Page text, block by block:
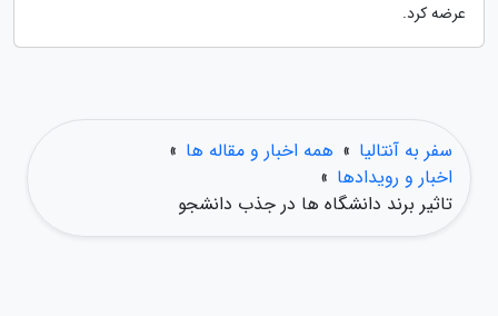
عرضه کرد.
سفر به آنتالیا » همه اخبار و مقاله ها »
اخبار و رویدادها »
تاثیر برند دانشگاه ها در جذب دانشجو